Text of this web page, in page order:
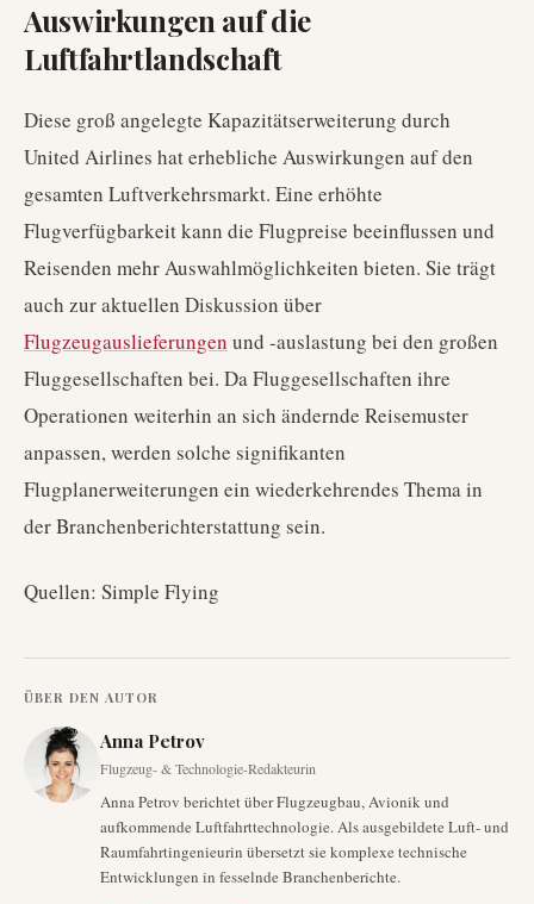
Auswirkungen auf die
Luftfahrtlandschaft
Diese groß angelegte Kapazitätserweiterung durch
United Airlines hat erhebliche Auswirkungen auf den
gesamten Luftverkehrsmarkt. Eine erhöhte
Flugverfügbarkeit kann die Flugpreise beeinflussen und
Reisenden mehr Auswahlmöglichkeiten bieten. Sie trägt
auch zur aktuellen Diskussion über
Flugzeugauslieferungen und -auslastung bei den großen
Fluggesellschaften bei. Da Fluggesellschaften ihre
Operationen weiterhin an sich ändernde Reisemuster
anpassen, werden solche signifikanten
Flugplanerweiterungen ein wiederkehrendes Thema in
der Branchenberichterstattung sein.
Quellen: Simple Flying
ÜBER DEN AUTOR
Anna Petrov
Flugzeug- & Technologie-Redakteurin
Anna Petrov berichtet über Flugzeugbau, Avionik und
aufkommende Luftfahrttechnologie. Als ausgebildete Luft- und
Raumfahrtingenieurin übersetzt sie komplexe technische
Entwicklungen in fesselnde Branchenberichte.